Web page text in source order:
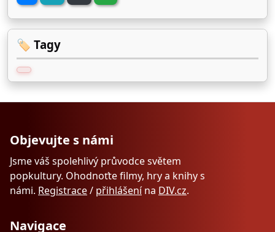
🏷️ Tagy
Objevujte s námi
Jsme váš spolehlivý průvodce světem
popkultury. Ohodnoťte filmy, hry a knihy s
námi. Registrace/ přihlášenína DIV.cz.
Navigace